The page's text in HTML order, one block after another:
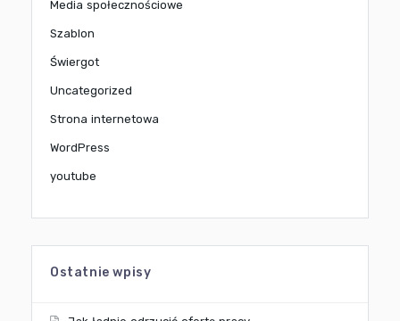
Media społecznościowe
Szablon
Świergot
Uncategorized
Strona internetowa
WordPress
youtube
Ostatnie wpisy